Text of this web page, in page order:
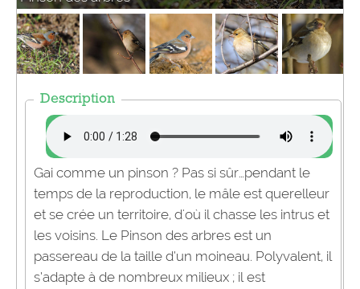
Description
Gai comme un pinson ? Pas si sûr…pendant le
temps de la reproduction, le mâle est querelleur
et se crée un territoire, d'où il chasse les intrus et
les voisins. Le Pinson des arbres est un
passereau de la taille d’un moineau. Polyvalent, il
s’adapte à de nombreux milieux ; il est